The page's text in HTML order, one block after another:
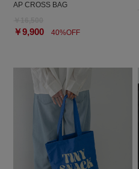
AP CROSS BAG
￥9,900 40%OFF